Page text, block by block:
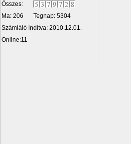
Összes:
Ma: 206
Tegnap: 5304
Számláló indítva: 2010.12.01.
Online:11